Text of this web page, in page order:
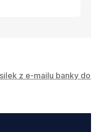
z e-mailu banky do